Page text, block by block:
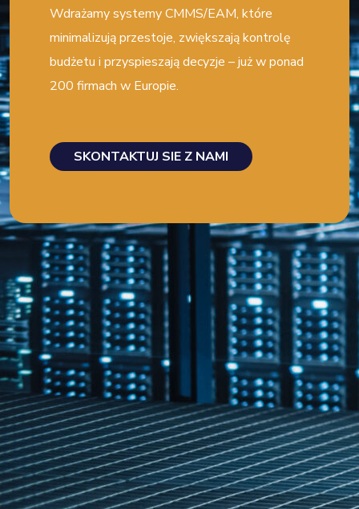
Wdrażamy systemy CMMS/EAM, które
minimalizują przestoje, zwiększają kontrolę
budżetu i przyspieszają decyzje – już w ponad
200 firmach w Europie.
SKONTAKTUJ SIE Z NAMI